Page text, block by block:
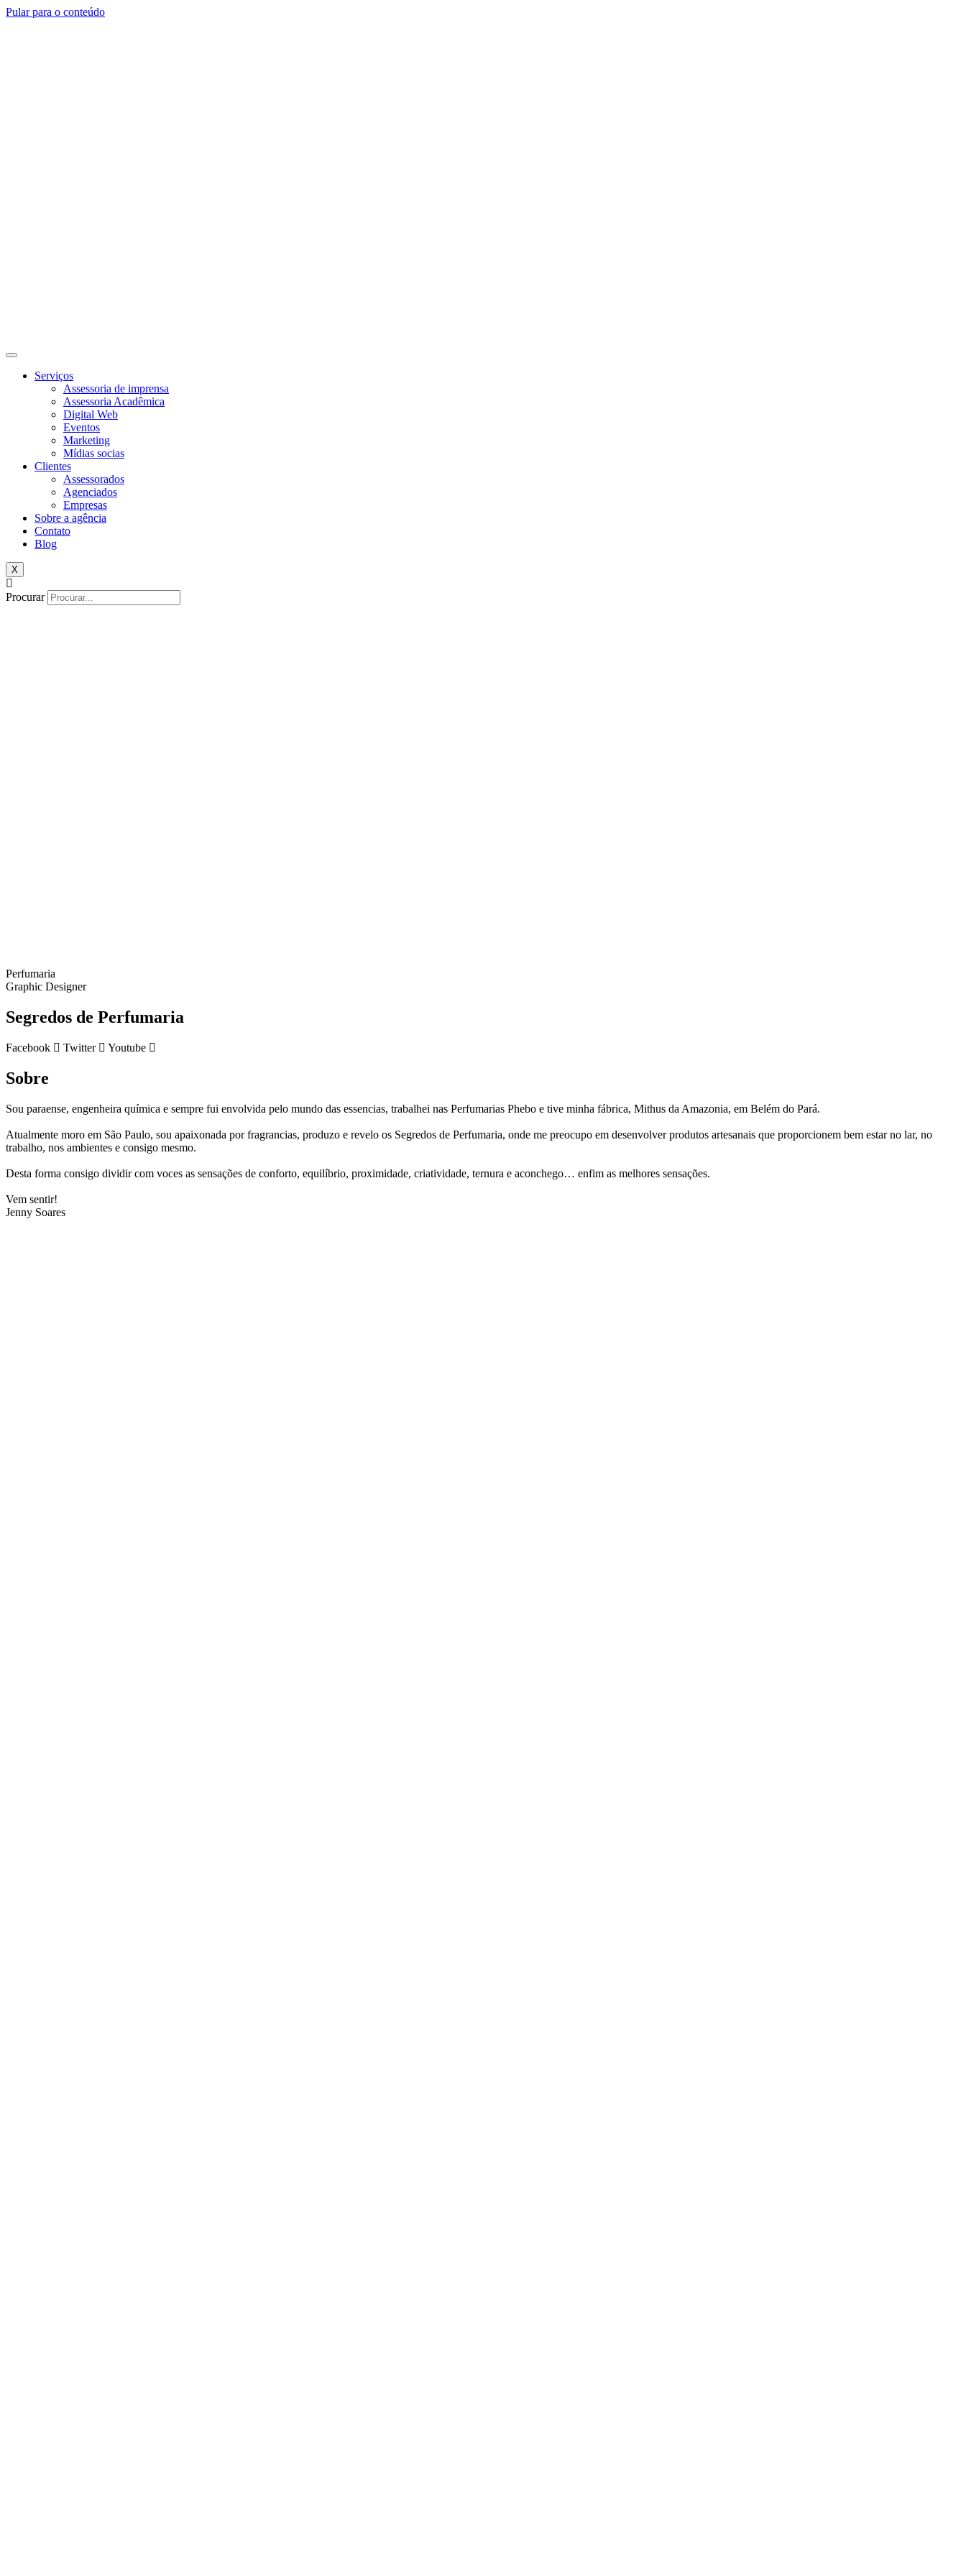
Pular para o conteúdo
Serviços
Assessoria de imprensa
Assessoria Acadêmica
Digital Web
Eventos
Marketing
Mídias socias
Clientes
Assessorados
Agenciados
Empresas
Sobre a agência
Contato
Blog
X
Procurar
Perfumaria
Graphic Designer
Segredos de Perfumaria
Facebook Twitter Youtube
Sobre
Sou paraense, engenheira química e sempre fui envolvida pelo mundo das essencias, trabalhei nas Perfumarias Phebo e tive minha fábrica, Mithus da Amazonia, em Belém do Pará.
Atualmente moro em São Paulo, sou apaixonada por fragrancias, produzo e revelo os Segredos de Perfumaria, onde me preocupo em desenvolver produtos artesanais que proporcionem bem estar no lar, no
trabalho, nos ambientes e consigo mesmo.
Desta forma consigo dividir com voces as sensações de conforto, equilíbrio, proximidade, criatividade, ternura e aconchego… enfim as melhores sensações.
Vem sentir!
Jenny Soares